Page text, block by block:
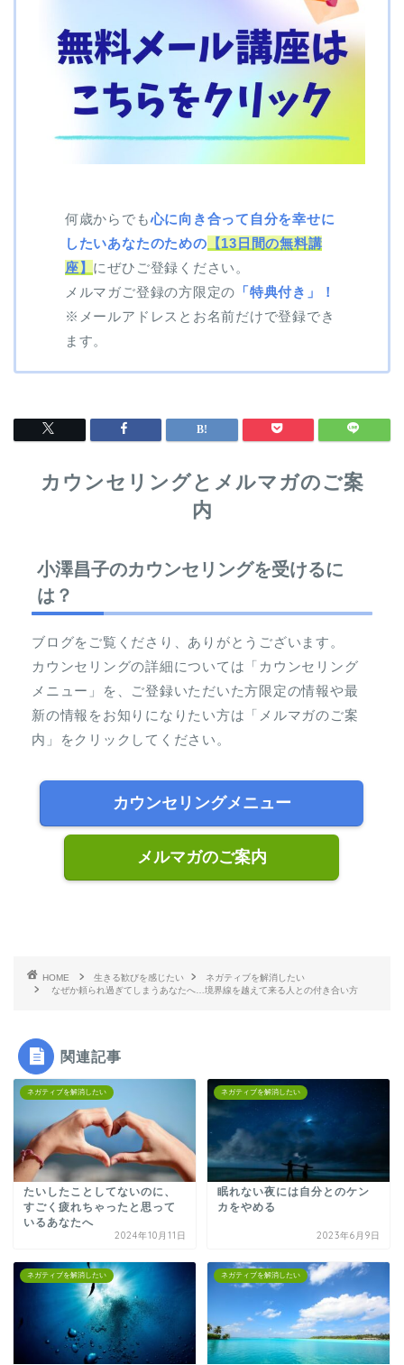
何歳からでも心に向き合って自分を幸せに
したいあなたのための 【13日間の無料講
座】 にぜひご登録ください。
メルマガご登録の方限定の 「特典付き」
！
※メールアドレスとお名前だけで登録でき
ます。
カウンセリングとメルマガのご案
内
小澤昌子のカウンセリングを受けるに
は？
ブログをご覧くださり、ありがとうございます。
カウンセリングの詳細については「カウンセリング
メニュー」を、ご登録いただいた方限定の情報や最
新の情報をお知りになりたい方は「メルマガのご案
内」をクリックしてください。
カウンセリングメニュー
メルマガのご案内
HOME 生きる歓びを感じたい
ネガティブを解消したい
なぜか頼られ過ぎてしまうあなたへ…境界線を越えて来る人との付き合い方
関連記事
ネガティブを解消したい
たいしたことしてないのに、
すごく疲れちゃったと思って
いるあなたへ
2024年10月11日
ネガティブを解消したい
眠れない夜には自分とのケン
カをやめる
2023年6月9日
ネガティブを解消したい ネガティブを解消したい